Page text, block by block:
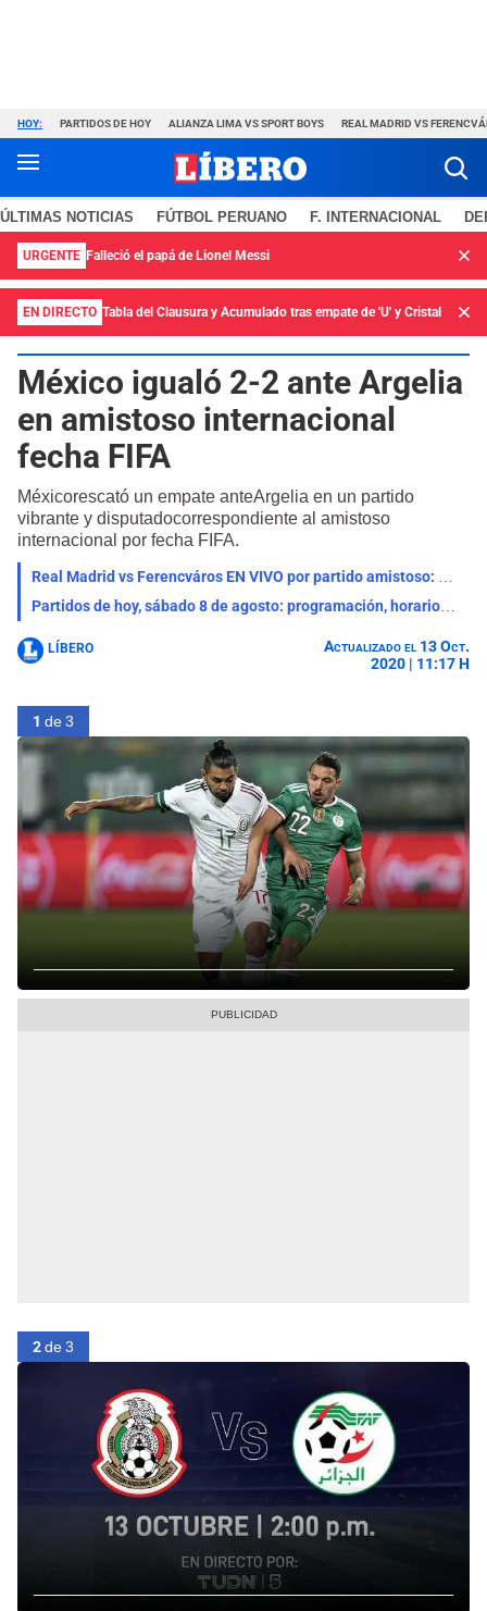
HOY: PARTIDOS DE HOY ALIANZA LIMA VS SPORT BOYS REAL MADRID VS
ÚLTIMAS NOTICIAS FÚTBOL PERUANO F. INTERNACIONAL
URGENTE Falleció el papá de Lionel Messi
EN DIRECTO Tabla del Clausura y Acumulado tras empate de 'U' y Cristal
México igualó 2-2 ante Argelia
en amistoso internacional
fecha FIFA
Méxicorescató un empate anteArgelia en un partido
vibrante y disputadocorrespondiente al amistoso
internacional por fecha FIFA.
Real Madrid vs Ferencváros EN VIVO por partido amistoso: qué canal lo transmite, horario y pronóstico
Partidos de hoy, sábado 8 de agosto: programación, horarios y canales para ver fútbol EN VIVO
LÍBERO
Actualizado el 13 Oct.
2020 | 11:17 H
1 de 3
2de 3